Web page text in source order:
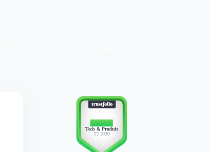
TOP 10
Tech & Produit
T2 2020